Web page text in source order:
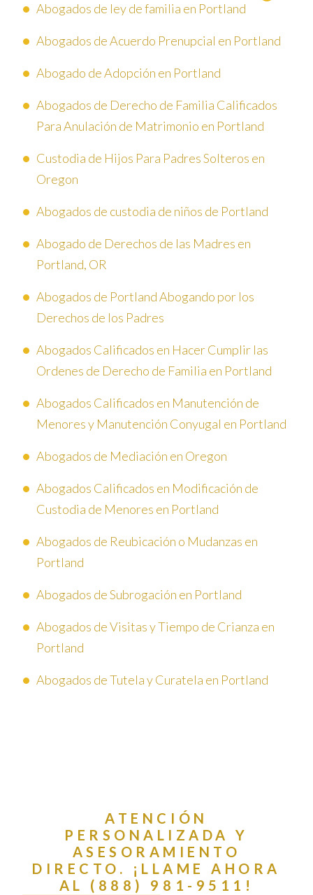
Abogados de ley de familia en Portland
Abogados de Acuerdo Prenupcial en Portland
Abogado de Adopción en Portland
Abogados de Derecho de Familia Calificados
Para Anulación de Matrimonio en Portland
Custodia de Hijos Para Padres Solteros en
Oregon
Abogados de custodia de niños de Portland
Abogado de Derechos de las Madres en
Portland, OR
Abogados de Portland Abogando por los
Derechos de los Padres
Abogados Calificados en Hacer Cumplir las
Ordenes de Derecho de Familia en Portland
Abogados Calificados en Manutención de
Menores y Manutención Conyugal en Portland
Abogados de Mediación en Oregon
Abogados Calificados en Modificación de
Custodia de Menores en Portland
Abogados de Reubicación o Mudanzas en
Portland
Abogados de Subrogación en Portland
Abogados de Visitas y Tiempo de Crianza en
Portland
Abogados de Tutela y Curatela en Portland
ATENCIÓN
PERSONALIZADA Y
ASESORAMIENTO
DIRECTO. ¡LLAME AHORA
AL (888) 981-9511!